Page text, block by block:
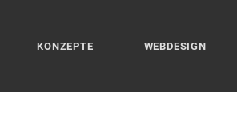
KONZEPTE WEBDESIGN